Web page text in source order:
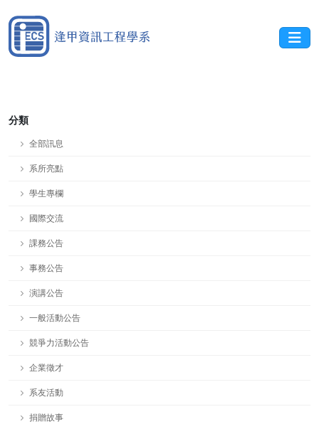
分類
全部訊息
系所亮點
學生專欄
國際交流
課務公告
事務公告
演講公告
一般活動公告
競爭力活動公告
企業徵才
系友活動
捐贈故事